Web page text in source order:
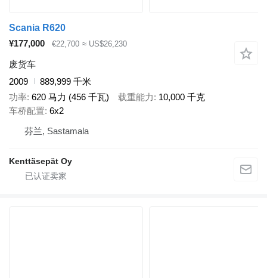
Scania R620
¥177,000
€22,700 ≈ US$26,230
废货车
2009
889,999 千米
功率 620 马力 (456 千瓦) 载重能力
10,000 千克
车桥配置 6x2
芬兰, Sastamala
Kenttäsepät Oy